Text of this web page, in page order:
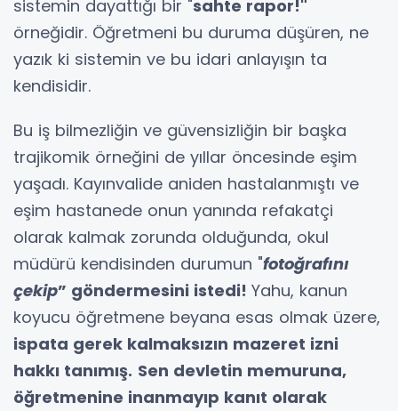
sistemin dayattığı bir "sahte rapor!"
örneğidir. Öğretmeni bu duruma düşüren, ne
yazık ki sistemin ve bu idari anlayışın ta
kendisidir.
Bu iş bilmezliğin ve güvensizliğin bir başka
trajikomik örneğini de yıllar öncesinde eşim
yaşadı. Kayınvalide aniden hastalanmıştı ve
eşim hastanede onun yanında refakatçi
olarak kalmak zorunda olduğunda, okul
müdürü kendisinden durumun "fotoğrafını
çekip” göndermesini istedi! Yahu, kanun
koyucu öğretmene beyana esas olmak üzere,
ispata gerek kalmaksızın mazeret izni
hakkı tanımış. Sen devletin memuruna,
öğretmenine inanmayıp kanıt olarak